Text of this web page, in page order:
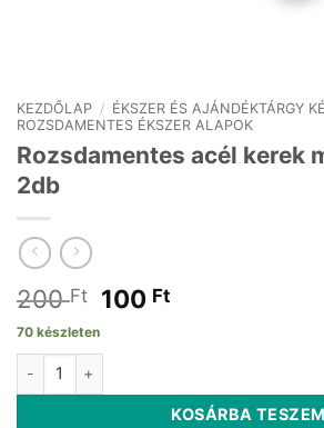
KEZDŐLAP / ÉKSZER ÉS AJÁNDÉKTÁRGY
ROZSDAMENTES ÉKSZER ALAPOK
Rozsdamentes acél kerek
2db
200Ft
Original
was:
100 FtCurrent
70 készleten
Rozsdamentes acél kerek medál 6mm
KOSÁRBA TESZEM